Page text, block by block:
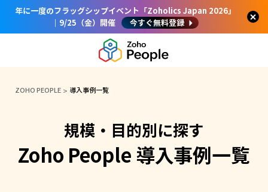
年に一度のフラッグシップイベント「Zoholics Japan 2026」
｜9/25（金）開催
今すぐ無料登録
ZOHO PEOPLE 導入事例一覧
規模・目的別に探す
Zoho People 導入事例一覧